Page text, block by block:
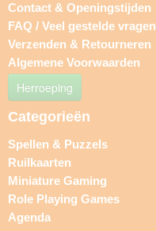
Contact & Openingstijden
FAQ / Veel gestelde vragen
Verzenden & Retourneren
Algemene Voorwaarden
Herroeping
Categorieën
Spellen & Puzzels
Ruilkaarten
Miniature Gaming
Role Playing Games
Agenda